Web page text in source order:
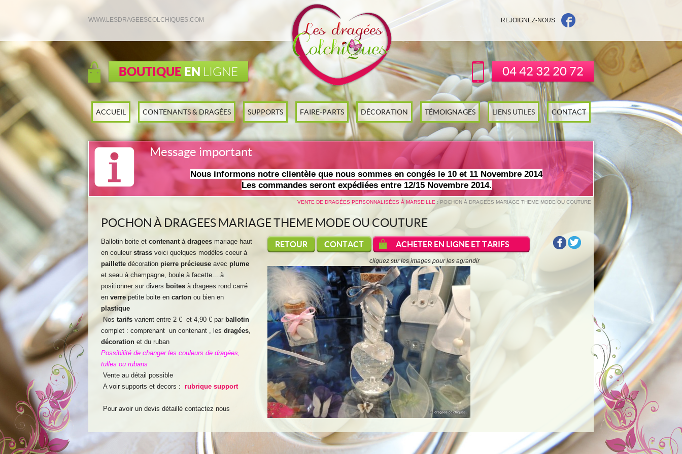
WWW.LESDRAGEESCOLCHIQUES.COM REJOIGNEZ-NOUS
BOUTIQUE EN LIGNE 04 42 32 20 72
ACCUEIL CONTENANTS & DRAGÉES SUPPORTS FAIRE-PARTS DÉCORATION TÉMOIGNAGES LIENS UTILES CONTACT
Message important
Nous informons notre clientèle que nous sommes en congés le 10 et 11 Novembre 2014
Les commandes seront expédiées entre 12/15 Novembre 2014.
VENTE DE DRAGÉES PERSONNALISÉES À MARSEILLE : POCHON À DRAGEES MARIAGE THEME MODE OU COUTURE
POCHON À DRAGEES MARIAGE THEME MODE OU COUTURE
RETOUR CONTACT ACHETER EN LIGNE ET TARIFS
cliquez sur les images pour les agrandir
Ballotin boite et contenant à dragees mariage haut
en couleurstrassvoici quelques modèles coeur à
paillettedécoration pierre précieuseavec plume
et seau à champagne, boule à facette....à
positionner sur divers boites à dragees rond carré
en verre petite boite en carton ou bien en
plastique
Nos tarifs varient entre 2 € et 4,90 € par ballotin
complet : comprenant un contenant , les dragées,
décoration et du ruban
Possibilité de changer les couleurs de dragées,
tulles ou rubans
Vente au détail possible
A voir supports et decors : rubrique support
Pour avoir un devis détaillé contactez nous